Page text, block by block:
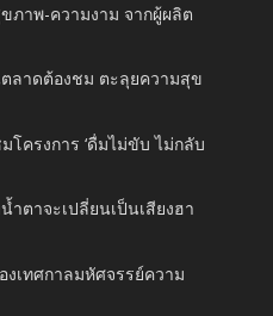
ขภาพ-ความงาม จากผู้ผลิต
ลาดต้องชม ตะลุยความสุข
ครงการ ‘ดื่มไม่ขับ ไม่กลับ
ำตาจะเปลี่ยนเป็นเสียงฮา
เทศกาลมหัศจรรย์ความ